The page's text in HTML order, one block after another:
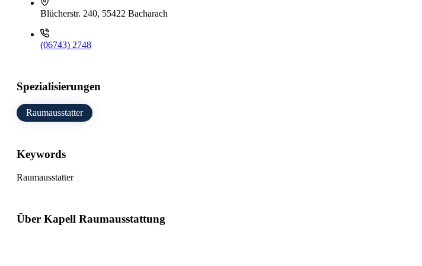
Blücherstr. 240, 55422 Bacharach
(06743) 2748
Spezialisierungen
Raumausstatter
Keywords
Raumausstatter
Über Kapell Raumausstattung